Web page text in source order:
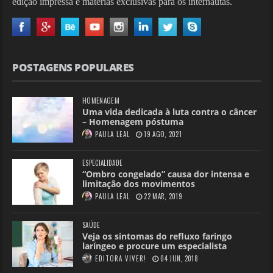
POSTAGENS POPULARES
HOMENAGEM
Uma vida dedicada à luta contra o câncer
– Homenagem póstuma
PAULA LEAL 19 AGO, 2021
ESPECIALIDADE
“Ombro congelado” causa dor intensa e
limitação dos movimentos
PAULA LEAL 22 MAR, 2019
SAÚDE
Veja os sintomas do refluxo faringo
laríngeo e procure um especialista
EDITORA VIVER! 04 JUN, 2018